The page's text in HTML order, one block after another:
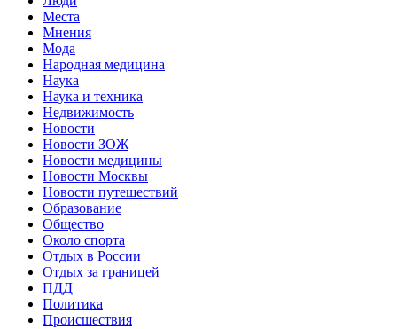
Места
Мнения
Мода
Народная медицина
Наука
Наука и техника
Недвижимость
Новости
Новости ЗОЖ
Новости медицины
Новости Москвы
Новости путешествий
Образование
Общество
Около спорта
Отдых в России
Отдых за границей
ПДД
Политика
Происшествия